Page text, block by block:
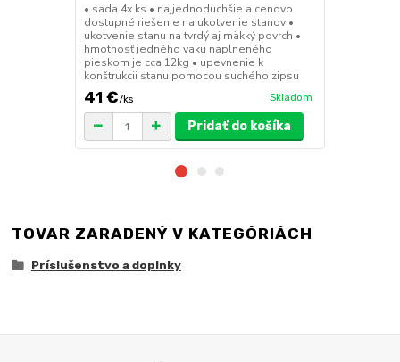
• sada 4x ks • najjednoduchšie a cenovo
dostupné riešenie na ukotvenie stanov •
ukotvenie stanu na tvrdý aj mäkký povrch •
hmotnosť jedného vaku naplneného
pieskom je cca 12kg • upevnenie k
konštrukcii stanu pomocou suchého zipsu
41 €/ks Skladom
Pridať do košíka
TOVAR ZARADENÝ V KATEGÓRIÁCH
Príslušenstvo a doplnky